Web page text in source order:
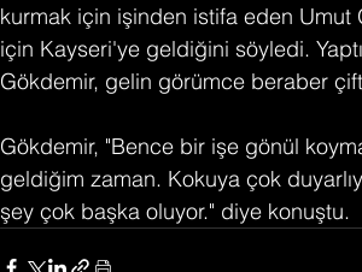
kurmak için işinden istifa eden
için Kayseri'ye geldiğini söyledi.
Gökdemir, gelin görümce beraber
Gökdemir, "Bence bir işe gönül
geldiğim zaman. Kokuya çok
şey çok başka oluyor." diye konuştu.